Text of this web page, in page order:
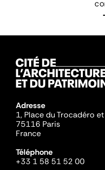
Adresse
1, Place du Trocadéro
75116 Paris
France
Téléphone
+33 1 58 51 52 00